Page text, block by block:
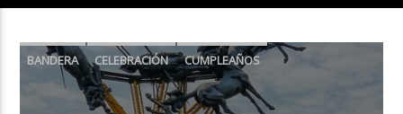
BANDERA CELEBRACIÓN
CUMPLEAÑOS
ESCUDO
HIMNO HISTORIA
NEIVA